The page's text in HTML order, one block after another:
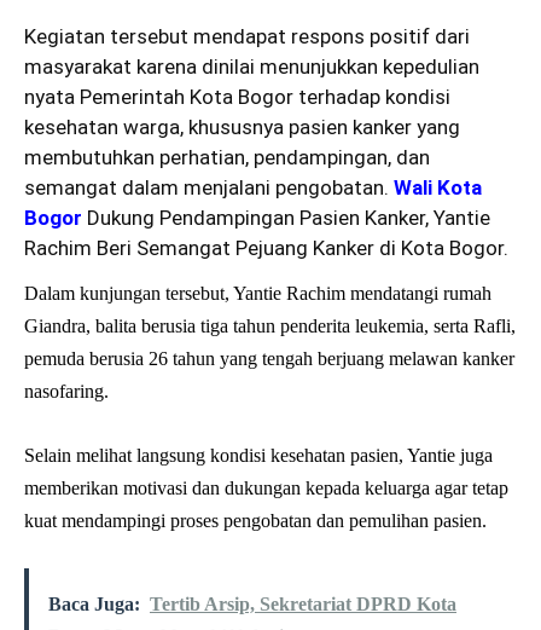
Kegiatan tersebut mendapat respons positif dari
masyarakat karena dinilai menunjukkan kepedulian
nyata Pemerintah Kota Bogor terhadap kondisi
kesehatan warga, khususnya pasien kanker yang
membutuhkan perhatian, pendampingan, dan
semangat dalam menjalani pengobatan. Wali Kota
Bogor Dukung Pendampingan Pasien Kanker, Yantie
Rachim Beri Semangat Pejuang Kanker di Kota Bogor.
Dalam kunjungan tersebut, Yantie Rachim mendatangi rumah
Giandra, balita berusia tiga tahun penderita leukemia, serta Rafli,
pemuda berusia 26 tahun yang tengah berjuang melawan kanker
nasofaring.
Selain melihat langsung kondisi kesehatan pasien, Yantie juga
memberikan motivasi dan dukungan kepada keluarga agar tetap
kuat mendampingi proses pengobatan dan pemulihan pasien.
Baca Juga: Tertib Arsip, Sekretariat DPRD Kota